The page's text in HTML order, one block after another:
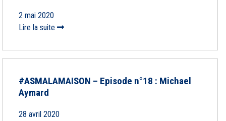
2 mai 2020
Lire la suite
#ASMALAMAISON – Episode n°18 : Michael
Aymard
28 avril 2020